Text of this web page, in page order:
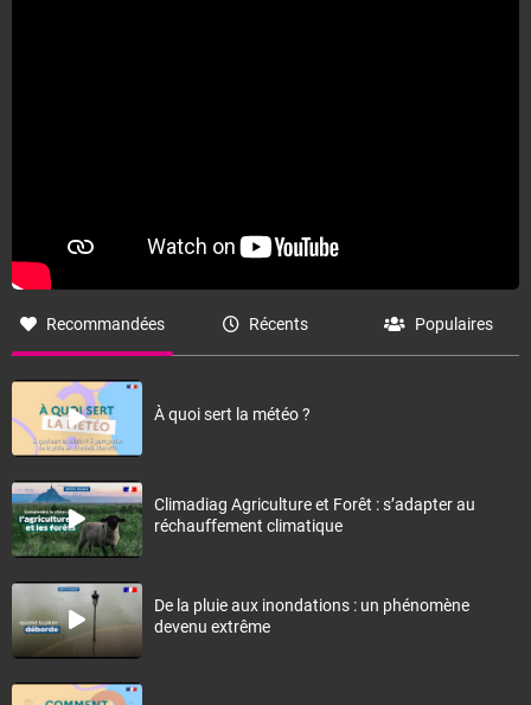
Recommandées Récents Populaires
À quoi sert la météo ?
Climadiag Agriculture et Forêt : s’adapter au
réchauffement climatique
De la pluie aux inondations : un phénomène
devenu extrême